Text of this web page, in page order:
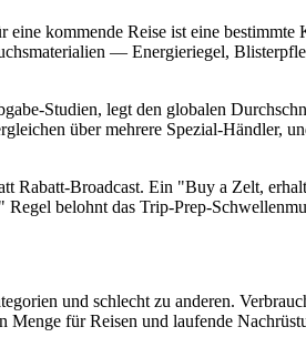
kommende Reise ist eine
— Energieriegel,
Studien, legt den globalen
über mehrere Spezial-Händler,
Broadcast. Ein "Buy a Zelt,
belohnt das Trip-Prep-
und schlecht zu anderen.
für Reisen und laufende